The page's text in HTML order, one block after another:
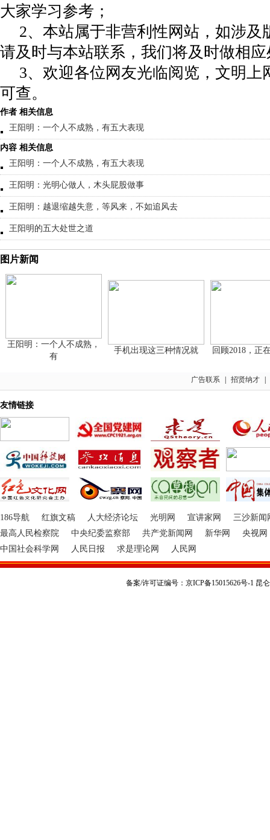
大家学习参考；
2、本站属于非营利性网站，如涉及
请及时与本站联系，我们将及时做相
3、欢迎各位网友光临阅览，文明上
可查。
作者 相关信息
王阳明：一个人不成熟，有五大表现
内容 相关信息
王阳明：一个人不成熟，有五大表现
王阳明：光明心做人，木头屁股做事
王阳明：越退缩越失意，等风来，不如追风去
王阳明的五大处世之道
图片新闻
阳明：一个人不成熟，
手机出现这三种情况就 回顾2018，正在
广告联系 招贤纳才
友情链接
186导航 红旗文稿 人大经济论坛 光明网 宣讲家网
三沙新闻
最高人民检察院
中央纪委监察部 共产党新闻网 新华网
央视网
中国社会科学网
人民日报 求是理论网 人民网
备案/许可证编号：京ICP备15015626号-1 昆